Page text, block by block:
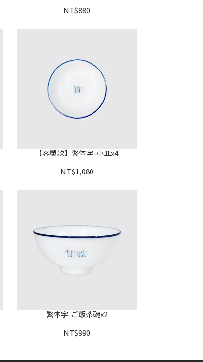
NT$880
【客製款】繁体字-小皿x4
NT$1,080
繁体字-ご飯茶碗x2
NT$990